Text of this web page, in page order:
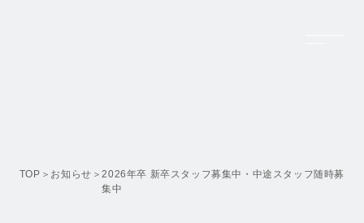
Company
TOP お知らせ
2026年卒 新卒スタッフ募集中・中途スタッフ随時募
集中